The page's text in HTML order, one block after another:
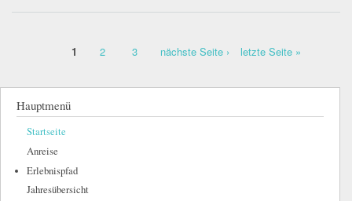
1 2 3 nächste Seite › letzte Seite »
Hauptmenü
Startseite
Anreise
Erlebnispfad
Jahresübersicht